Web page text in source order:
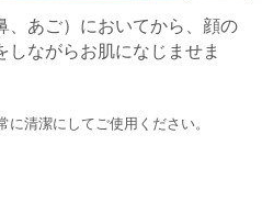
、あご）においてから、顔の
ながらお肌になじませま
清潔にしてご使用ください。